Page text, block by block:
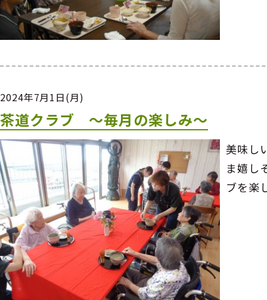
2024年7月1日(月)
茶道クラブ ～毎月の楽しみ～
美味し
ま嬉し
ブを楽